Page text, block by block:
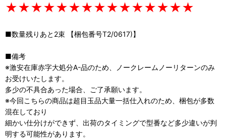
★★★★★★★★★★★★★★★
■数量残りあと2束 【梱包番号T2/0617)】
■備考
※激安在庫赤字大処分A-品のため、ノークレームノーリターンのみ
お受けいたします。
多少の不具合あった場合、ご了承願います。
※今回こちらの商品は超目玉品大量一括仕入れのため、梱包が多数
混在しており
細かい仕分けができず、出荷のタイミングで型番など多少違いが判
明する可能性があります。